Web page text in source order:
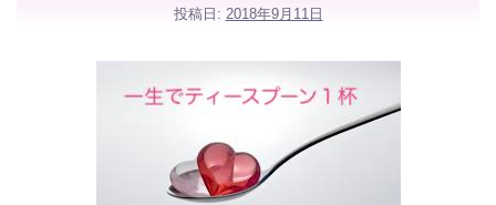
投稿日: 2018年9月11日